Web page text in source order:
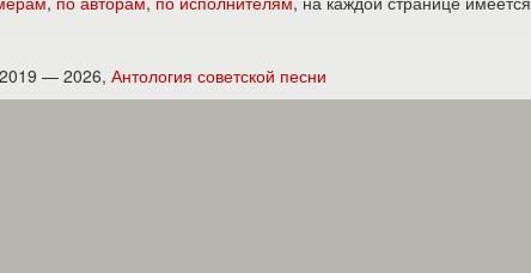
— 2026, Антология советской песни